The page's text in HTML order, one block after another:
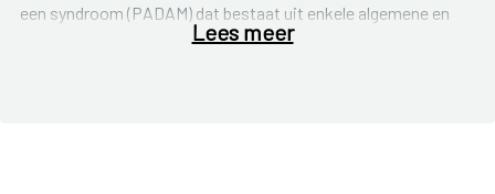
een syndroom (PADAM) dat bestaat uit enkele algemene en
meer specifieke klachten en verschijnselen. PADAM komt
Lees meer